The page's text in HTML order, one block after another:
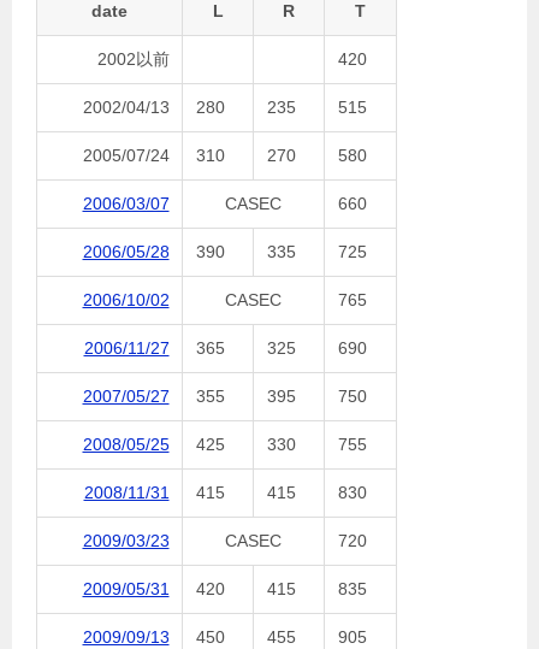
date L R T
2002以前 420
2002/04/13 280 235 515
2005/07/24 310 270 580
2006/03/07 CASEC 660
2006/05/28 390 335 725
2006/10/02 CASEC 765
2006/11/27 365 325 690
2007/05/27 355 395 750
2008/05/25 425 330 755
2008/11/31 415 415 830
2009/03/23 CASEC 720
2009/05/31 420 415 835
2009/09/13 450 455 905